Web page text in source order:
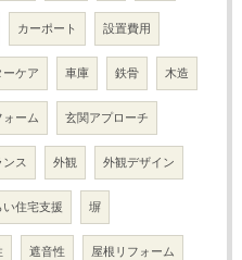
カーポート 設置費用
ーケア 車庫 鉄骨 木造
ォーム 玄関アプローチ
ンス 外観 外観デザイン
い住宅支援 塀
遮音性 屋根リフォーム